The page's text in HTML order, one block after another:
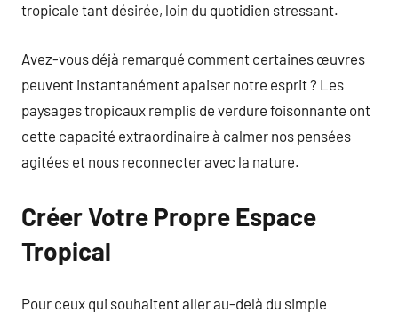
tropicale tant désirée, loin du quotidien stressant.
Avez-vous déjà remarqué comment certaines œuvres
peuvent instantanément apaiser notre esprit ? Les
paysages tropicaux remplis de verdure foisonnante ont
cette capacité extraordinaire à calmer nos pensées
agitées et nous reconnecter avec la nature.
Créer Votre Propre Espace
Tropical
Pour ceux qui souhaitent aller au-delà du simple